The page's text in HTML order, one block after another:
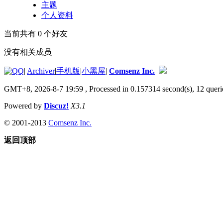
主题
个人资料
当前共有 0 个好友
没有相关成员
| Archiver|手机版|小黑屋| Comsenz Inc.
GMT+8, 2026-8-7 19:59 , Processed in 0.157314 second(s), 12
Powered by Discuz! X3.1
© 2001-2013 Comsenz Inc.
返回顶部